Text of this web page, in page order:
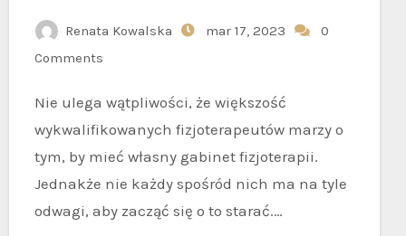
Renata Kowalska mar 17, 2023
0
Comments
Nie ulega wątpliwości, że większość
wykwalifikowanych fizjoterapeutów marzy o
tym, by mieć własny gabinet fizjoterapii.
Jednakże nie każdy spośród nich ma na tyle
odwagi, aby zacząć się o to starać.…